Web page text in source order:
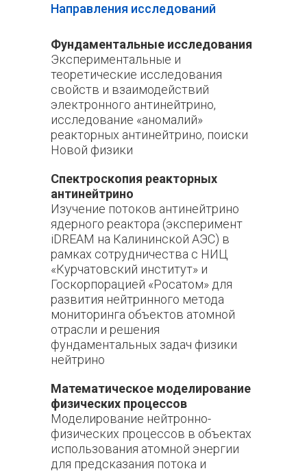
Направления исследований
Фундаментальные исследования
Экспериментальные и
теоретические исследования
свойств и взаимодействий
электронного антинейтрино,
исследование «аномалий»
реакторных антинейтрино, поиски
Новой физики
Спектроскопия реакторных
антинейтрино
Изучение потоков антинейтрино
ядерного реактора (эксперимент
iDREAM на Калининской АЭС) в
рамках сотрудничества с НИЦ
«Курчатовский институт» и
Госкорпорацией «Росатом» для
развития нейтринного метода
мониторинга объектов атомной
отрасли и решения
фундаментальных задач физики
нейтрино
Математическое моделирование
физических процессов
Моделирование нейтронно-
физических процессов в объектах
использования атомной энергии
для предсказания потока и